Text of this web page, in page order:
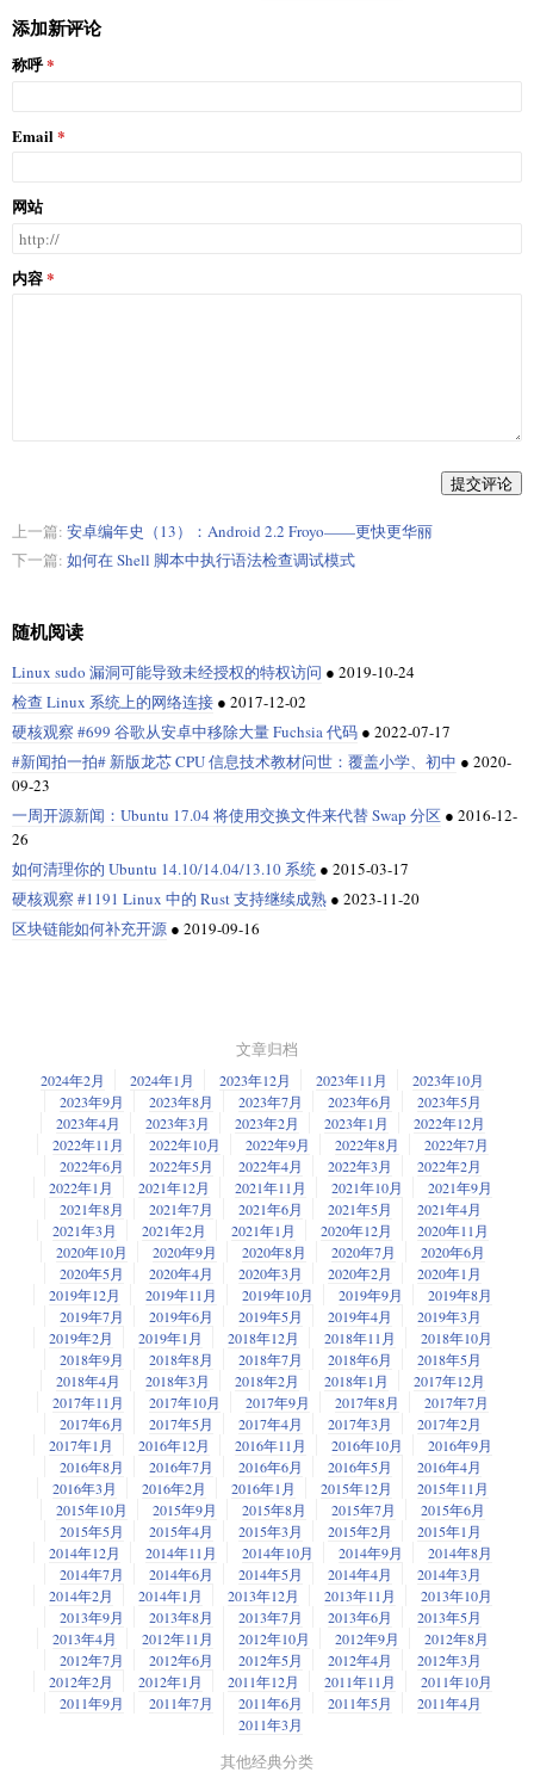
添加新评论
称呼
Email
网站
内容
提交评论
上一篇: 安卓编年史（13）：Android 2.2 Froyo——更快更华丽
下一篇: 如何在 Shell 脚本中执行语法检查调试模式
随机阅读
Linux sudo 漏洞可能导致未经授权的特权访问 ● 2019-10-24
检查 Linux 系统上的网络连接 ● 2017-12-02
硬核观察 #699 谷歌从安卓中移除大量 Fuchsia 代码 ● 2022-07-17
#新闻拍一拍# 新版龙芯 CPU 信息技术教材问世：覆盖小学、初中 ● 2020-
09-23
一周开源新闻：Ubuntu 17.04 将使用交换文件来代替 Swap 分区 ● 2016-12-
26
如何清理你的 Ubuntu 14.10/14.04/13.10 系统 ● 2015-03-17
硬核观察 #1191 Linux 中的 Rust 支持继续成熟 ● 2023-11-20
区块链能如何补充开源 ● 2019-09-16
文章归档
2024年2月 2024年1月 2023年12月 2023年11月
2023年10月
2023年9月
2023年8月 2023年7月 2023年6月
2023年5月
2023年4月
2023年3月 2023年2月 2023年1月
2022年12月
2022年11月
2022年10月 2022年9月 2022年8月
2022年7月
2022年6月
2022年5月 2022年4月 2022年3月
2022年2月
2022年1月
2021年12月 2021年11月 2021年10月
2021年9月
2021年8月
2021年7月 2021年6月 2021年5月
2021年4月
2021年3月
2021年2月 2021年1月 2020年12月
2020年11月
2020年10月
2020年9月 2020年8月 2020年7月
2020年6月
2020年5月
2020年4月 2020年3月 2020年2月
2020年1月
2019年12月
2019年11月 2019年10月 2019年9月
2019年8月
2019年7月
2019年6月 2019年5月 2019年4月
2019年3月
2019年2月
2019年1月 2018年12月 2018年11月
2018年10月
2018年9月
2018年8月 2018年7月 2018年6月
2018年5月
2018年4月
2018年3月 2018年2月 2018年1月
2017年12月
2017年11月
2017年10月 2017年9月 2017年8月
2017年7月
2017年6月
2017年5月 2017年4月 2017年3月
2017年2月
2017年1月
2016年12月 2016年11月 2016年10月
2016年9月
2016年8月
2016年7月 2016年6月 2016年5月
2016年4月
2016年3月
2016年2月 2016年1月 2015年12月
2015年11月
2015年10月
2015年9月 2015年8月 2015年7月
2015年6月
2015年5月
2015年4月 2015年3月 2015年2月
2015年1月
2014年12月
2014年11月 2014年10月 2014年9月
2014年8月
2014年7月
2014年6月 2014年5月 2014年4月
2014年3月
2014年2月
2014年1月 2013年12月 2013年11月
2013年10月
2013年9月
2013年8月 2013年7月 2013年6月
2013年5月
2013年4月
2012年11月 2012年10月 2012年9月
2012年8月
2012年7月
2012年6月 2012年5月 2012年4月
2012年3月
2012年2月
2012年1月 2011年12月 2011年11月
2011年10月
2011年9月
2011年7月 2011年6月 2011年5月
2011年4月
2011年3月
其他经典分类